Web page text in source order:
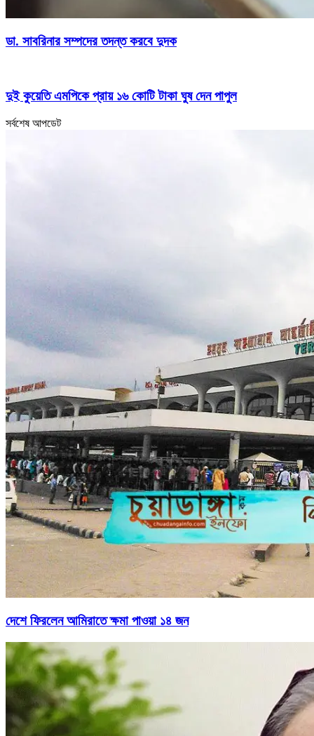
ডা. সাবরিনার সম্পদের তদন্ত করবে দুদক
দুই কুয়েতি এমপিকে প্রায় ১৬ কোটি টাকা ঘুষ দেন পাপুল
সর্বশেষ আপডেট
দেশে ফিরলেন আমিরাতে ক্ষমা পাওয়া ১৪ জন